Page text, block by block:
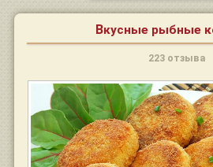
Вкусные рыбные
223 отзыва